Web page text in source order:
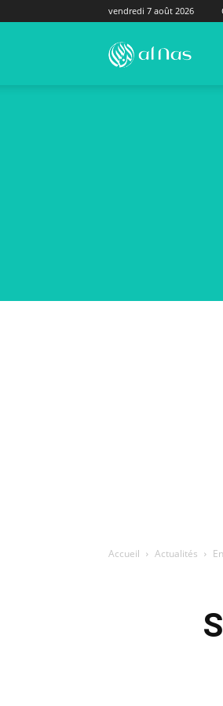
vendredi 7 août 2026
Accueil Actualités